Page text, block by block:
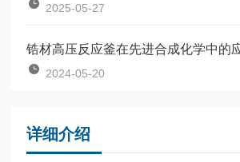
2025-05-27
锆材高压反应釜在先进合成化学中的
2024-05-20
详细介绍